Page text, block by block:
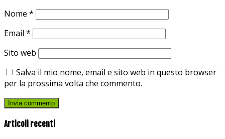
Nome *
Email *
Sito web
Salva il mio nome, email e sito web in questo browser
per la prossima volta che commento.
Articoli recenti